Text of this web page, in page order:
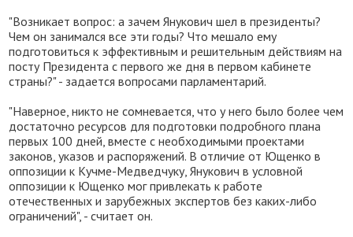
"Возникает вопрос: а зачем Янукович шел в президенты?
Чем он занимался все эти годы? Что мешало ему
подготовиться к эффективным и решительным действиям на
посту Президента с первого же дня в первом кабинете
страны?" - задается вопросами парламентарий.
"Наверное, никто не сомневается, что у него было более чем
достаточно ресурсов для подготовки подробного плана
первых 100 дней, вместе с необходимыми проектами
законов, указов и распоряжений. В отличие от Ющенко в
оппозиции к Кучме-Медведчуку, Янукович в условной
оппозиции к Ющенко мог привлекать к работе
отечественных и зарубежных экспертов без каких-либо
ограничений", - считает он.